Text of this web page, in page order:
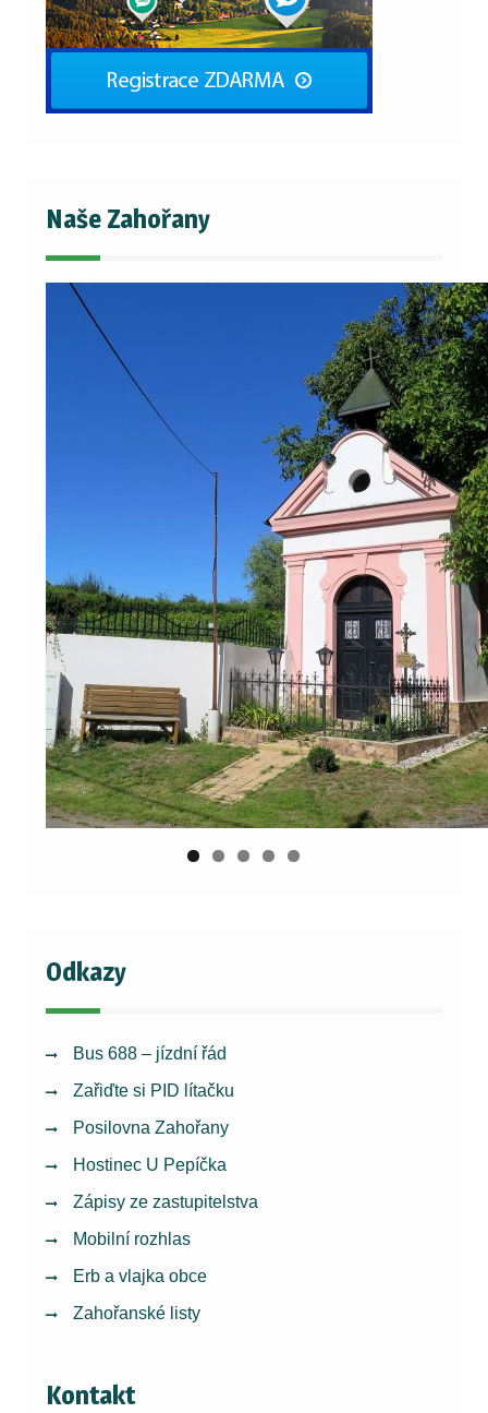
Naše Zahořany
Odkazy
Bus 688 – jízdní řád
Zařiďte si PID lítačku
Posilovna Zahořany
Hostinec U Pepíčka
Zápisy ze zastupitelstva
Mobilní rozhlas
Erb a vlajka obce
Zahořanské listy
Kontakt